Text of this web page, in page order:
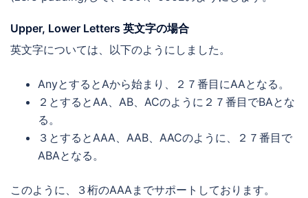
Upper, Lower Letters 英文字の場合
英文字については、以下のようにしました。
AnyとするとAから始まり、２７番目にAAとなる。
２とするとAA、AB、ACのように２７番目でBAとな
る。
３とするとAAA、AAB、AACのように、２７番目で
ABAとなる。
このように、３桁のAAAまでサポートしております。